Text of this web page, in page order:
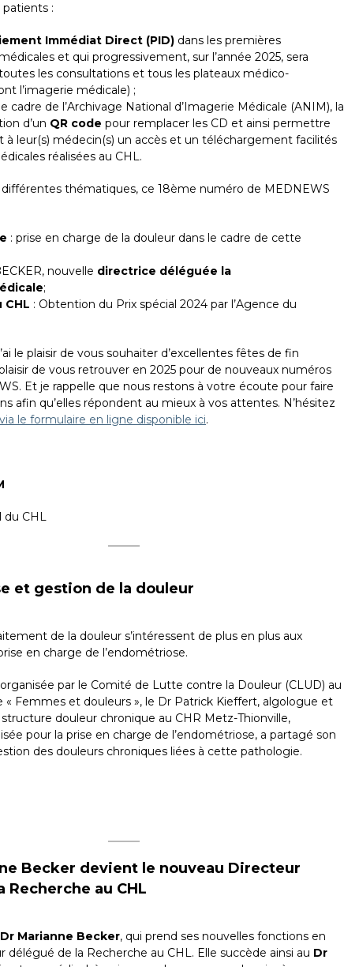
:
Immédiat Direct (PID) dans les premières
et qui progressivement, sur l’année 2025, sera
les consultations et tous les plateaux médico-
l’imagerie médicale) ;
cadre de l’Archivage National d’Imagerie Médicale (ANIM), la
d’un QR code pour remplacer les CD et ainsi permettre
à leur(s) médecin(s) un accès et un téléchargement facilités
réalisées au CHL.
différentes thématiques, ce 18ème numéro de MEDNEWS
: prise en charge de la douleur dans le cadre de cette
nouvelle directrice déléguée la
;
CHL : Obtention du Prix spécial 2024 par l’Agence du
le plaisir de vous souhaiter d’excellentes fêtes de fin
plaisir de vous retrouver en 2025 pour de nouveaux numéros
Et je rappelle que nous restons à votre écoute pour faire
afin qu’elles répondent au mieux à vos attentes. N’hésitez
via le formulaire en ligne disponible ici.
du CHL
et gestion de la douleur
de la douleur s’intéressent de plus en plus aux
en charge de l’endométriose.
organisée par le Comité de Lutte contre la Douleur (CLUD) au
« Femmes et douleurs », le Dr Patrick Kieffert, algologue et
douleur chronique au CHR Metz-Thionville,
pour la prise en charge de l’endométriose, a partagé son
des douleurs chroniques liées à cette pathologie.
Becker devient le nouveau Directeur
Recherche au CHL
Dr Marianne Becker, qui prend ses nouvelles fonctions en
de la Recherche au CHL. Elle succède ainsi au Dr